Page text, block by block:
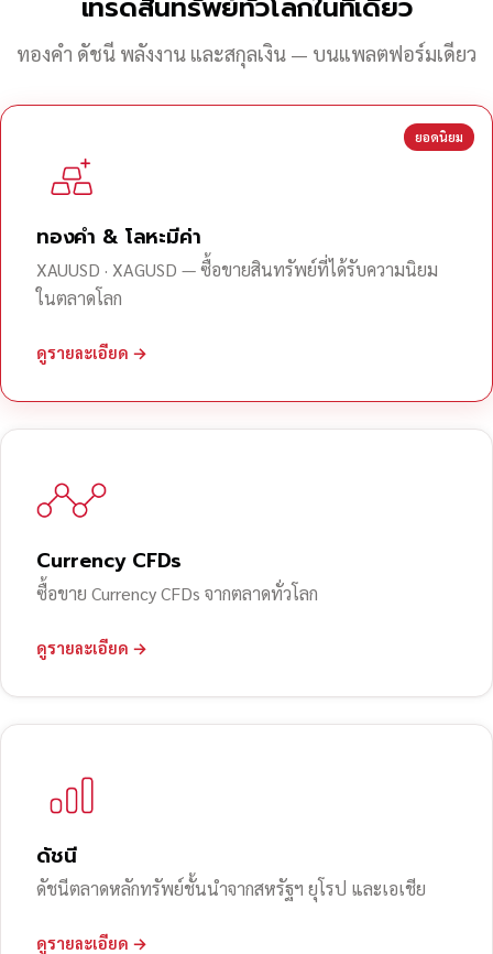
ทองคำ ดัชนี พลังงาน และสกุลเงิน — บนแพลตฟอร์มเดียว
ยอดนิยม
ทองคำ & โลหะมีค่า
XAUUSD · XAGUSD — ซื้อขายสินทรัพย์ที่ได้รับความนิยม
ในตลาดโลก
ดูรายละเอียด →
Currency CFDs
ซื้อขาย Currency CFDs จากตลาดทั่วโลก
ดูรายละเอียด →
ดัชนี
ดัชนีตลาดหลักทรัพย์ชั้นนำจากสหรัฐฯ ยุโรป และเอเชีย
ดูรายละเอียด →